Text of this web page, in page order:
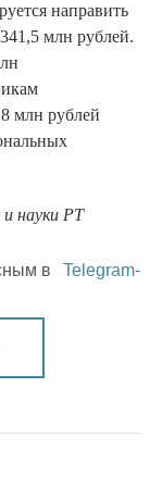
направить
млн рублей.
млн рублей
науки РТ
в
Telegram-